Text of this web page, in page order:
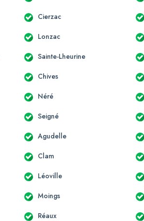
Cierzac
Lonzac
Sainte-Lheurine
Chives
Néré
Seigné
Agudelle
Clam
Léoville
Moings
Réaux